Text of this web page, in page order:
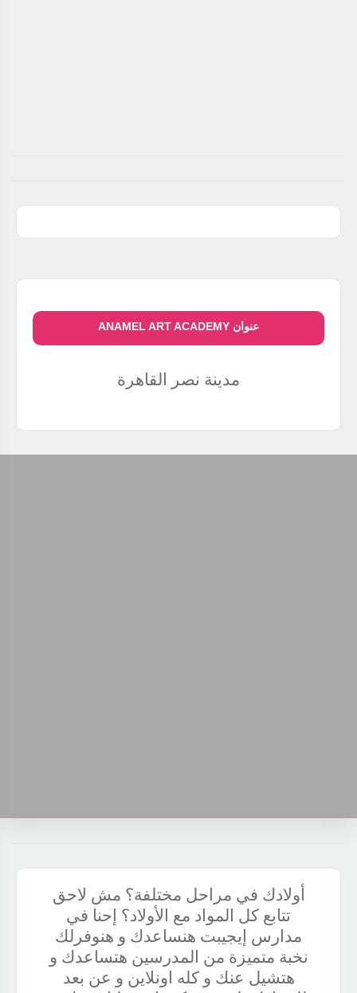
عنوان ANAMEL ART ACADEMY
مدينة نصر القاهرة
أولادك في مراحل مختلفة؟ مش لاحق
تتابع كل المواد مع الأولاد؟ إحنا في
مدارس إيجيبت هنساعدك و هنوفرلك
نخبة متميزة من المدرسين هتساعدك و
هتشيل عنك و كله اونلاين و عن بعد